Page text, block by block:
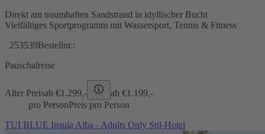
Direkt am traumhaften Sandstrand in idyllischer Bucht
Vielfältiges Sportprogramm mit Wassersport, Tennis & Fitness
253539Bestellnr.:
Pauschalreise
Alter Preisab €1.299,- ab €1.199,-
pro PersonPreis pro Person
TUI BLUE Insula Alba - Adults Only Stil-Hotel